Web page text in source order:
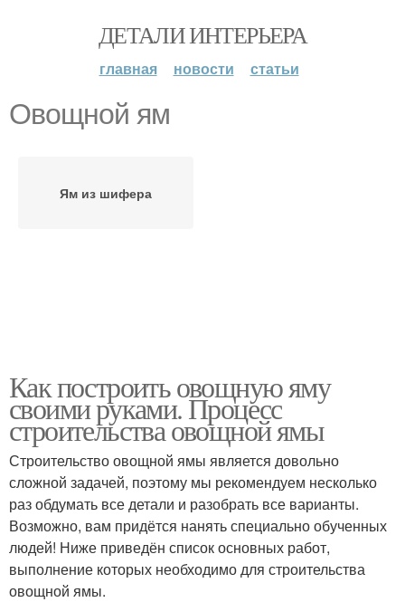
ДЕТАЛИ ИНТЕРЬЕРА
главная новости статьи
Овощной ям
Ям из шифера
Как построить овощную яму
своими руками. Процесс
строительства овощной ямы
Строительство овощной ямы является довольно
сложной задачей, поэтому мы рекомендуем несколько
раз обдумать все детали и разобрать все варианты.
Возможно, вам придётся нанять специально обученных
людей! Ниже приведён список основных работ,
выполнение которых необходимо для строительства
овощной ямы.